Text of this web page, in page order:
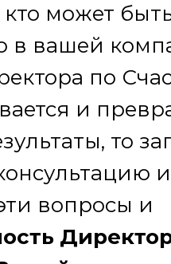
может
в вашей
по
и
то
вопросы и